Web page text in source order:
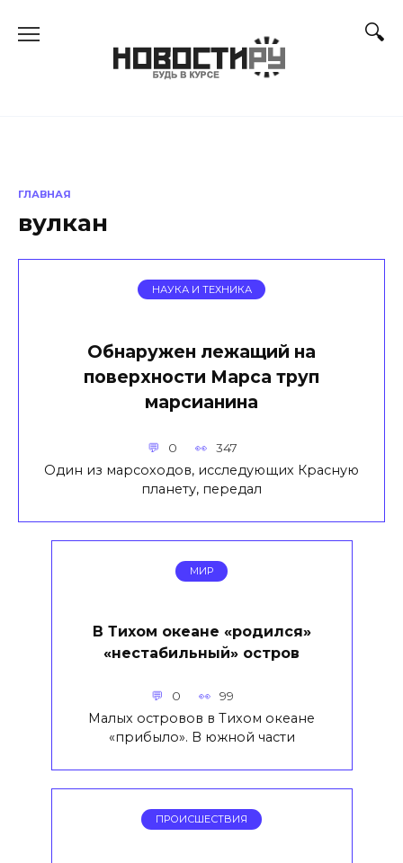
ГЛАВНАЯ
вулкан
НАУКА И ТЕХНИКА
Обнаружен лежащий на
поверхности Марса труп
марсианина
0 347
Один из марсоходов, исследующих Красную
планету, передал
МИР
В Тихом океане «родился»
«нестабильный» остров
0 99
Малых островов в Тихом океане
«прибыло». В южной части
ПРОИСШЕСТВИЯ